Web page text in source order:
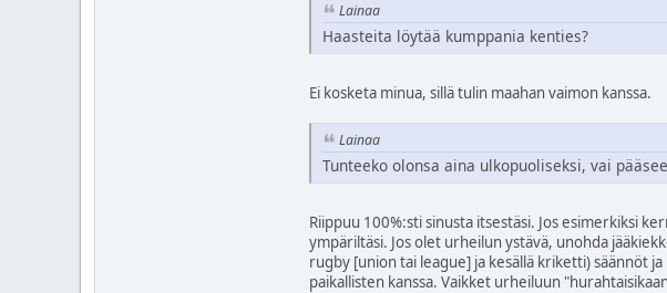
Lainaa
Haasteita löytää kumppania kenties?
Ei kosketa minua, sillä tulin maahan vaimon kanssa.
Lainaa
Tunteeko olonsa aina ulkopuoliseksi, vai
Riippuu 100%:sti sinusta itsestäsi. Jos esimerkiksi
ympäriltäsi. Jos olet urheilun ystävä, unohda
rugby [union tai league] ja kesällä kriketti) säännöt
paikallisten kanssa. Vaikket urheiluun